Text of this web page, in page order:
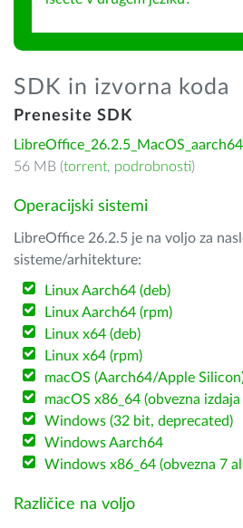
SDK in izvorna koda
Prenesite SDK
56 MB (torrent, podrobnosti)
Operacijski sistemi
LibreOffice 26.2.5 je na voljo za
sisteme/arhitekture:
Linux Aarch64 (deb)
Linux Aarch64 (rpm)
Linux x64 (deb)
Linux x64 (rpm)
macOS (Aarch64/Apple
macOS x86_64 (obvezna
Windows (32 bit, deprecated)
Windows Aarch64
Windows x86_64 (obvezna 7
Različice na voljo